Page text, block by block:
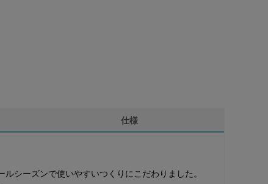
仕様
シーズンで使いやすいつくりにこだわりました。